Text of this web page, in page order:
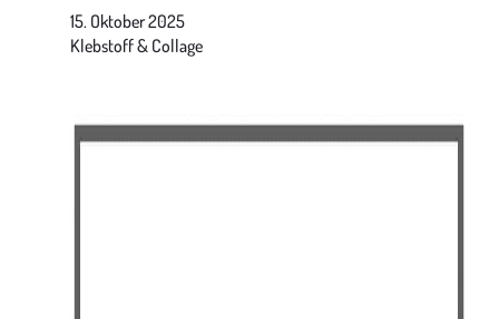
15. Oktober 2025
Klebstoff & Collage